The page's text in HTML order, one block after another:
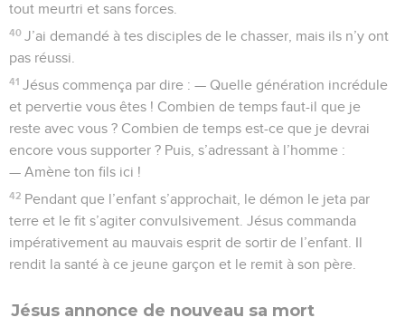
tout meurtri et sans forces.
40 J’ai demandé à tes disciples de le chasser, mais ils n’y ont
pas réussi.
41 Jésus commença par dire : — Quelle génération incrédule
et pervertie vous êtes ! Combien de temps faut-il que je
reste avec vous ? Combien de temps est-ce que je devrai
encore vous supporter ? Puis, s’adressant à l’homme :
— Amène ton fils ici !
42 Pendant que l’enfant s’approchait, le démon le jeta par
terre et le fit s’agiter convulsivement. Jésus commanda
impérativement au mauvais esprit de sortir de l’enfant. Il
rendit la santé à ce jeune garçon et le remit à son père.
Jésus annonce de nouveau sa mort